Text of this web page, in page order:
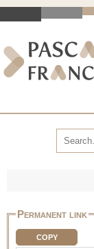
Permanent link
COPY